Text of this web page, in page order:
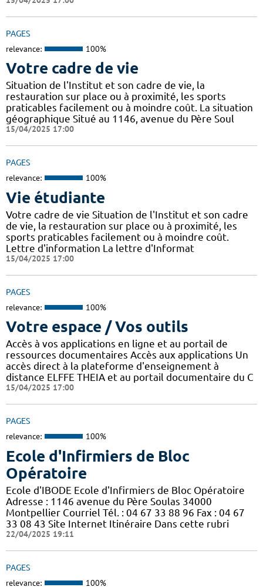
PAGES
relevance: 100%
Votre cadre de vie
Situation de l'Institut et son cadre de vie, la
restauration sur place ou à proximité, les sports
praticables facilement ou à moindre coût. La situation
géographique Situé au 1146, avenue du Père Soul
15/04/2025 17:00
PAGES
relevance: 100%
Vie étudiante
Votre cadre de vie Situation de l'Institut et son cadre
de vie, la restauration sur place ou à proximité, les
sports praticables facilement ou à moindre coût.
Lettre d'information La lettre d'Informat
15/04/2025 17:00
PAGES
relevance: 100%
Votre espace / Vos outils
Accès à vos applications en ligne et au portail de
ressources documentaires Accès aux applications Un
accès direct à la plateforme d'enseignement à
distance ELFFE THEIA et au portail documentaire du C
15/04/2025 17:00
PAGES
relevance: 100%
Ecole d'Infirmiers de Bloc
Opératoire
Ecole d'IBODE Ecole d'Infirmiers de Bloc Opératoire
Adresse : 1146 avenue du Père Soulas 34000
Montpellier Courriel Tél. : 04 67 33 88 96 Fax : 04 67
33 08 43 Site Internet Itinéraire Dans cette rubri
22/04/2025 19:11
PAGES
relevance: 100%